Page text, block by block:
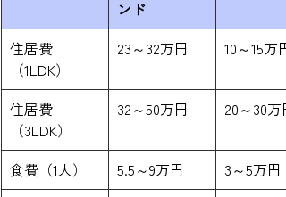
ンド
住居費
（1LDK）
23～32万円 10～15万円
住居費
（3LDK）
32～50万円 20～30万円
食費（1人） 5.5～9万円
3～5万円